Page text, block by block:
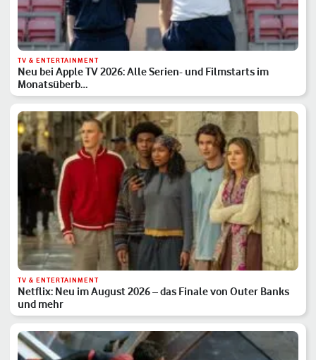
TV & ENTERTAINMENT
Neu bei Apple TV 2026: Alle Serien- und Filmstarts im
Monatsüberb…
TV & ENTERTAINMENT
Netflix: Neu im August 2026 – das Finale von Outer Banks
und mehr